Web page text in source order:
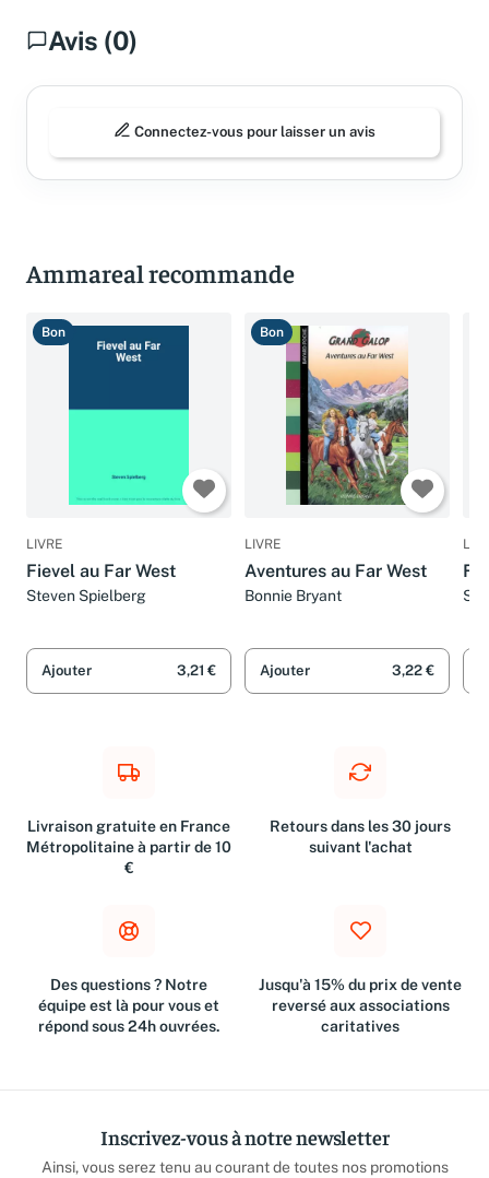
Avis (0)
Connectez-vous pour laisser un avis
Ammareal recommande
Bon
LIVRE
Fievel au Far West
Steven Spielberg
Ajouter 3,21 €
Bon
LIVRE
Aventures au Far West
Bonnie Bryant
Ajouter 3,22 €
Livraison gratuite en France
Métropolitaine à partir de 10
€
Retours dans les 30 jours
suivant l'achat
Des questions ? Notre
équipe est là pour vous et
répond sous 24h ouvrées.
Jusqu'à 15% du prix de vente
reversé aux associations
caritatives
Inscrivez-vous à notre newsletter
Ainsi, vous serez tenu au courant de toutes nos promotions